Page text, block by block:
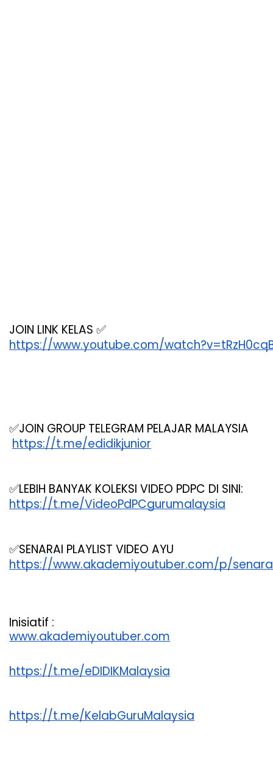
JOIN LINK KELAS ✅
https://www.youtube.com/
✅JOIN GROUP TELEGRAM PELAJAR MALAYSIA
https://t.me/edidikjunior
✅LEBIH BANYAK KOLEKSI VIDEO PDPC DI SINI:
https://t.me/VideoPdPCgurumalaysia
✅SENARAI PLAYLIST VIDEO AYU
https://www.akademiyoutuber.com/p/
Inisiatif :
www.akademiyoutuber.com
https://t.me/eDIDIKMalaysia
https://t.me/KelabGuruMalaysia